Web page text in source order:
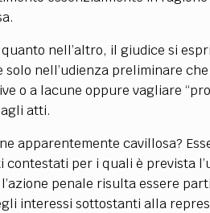
nell’altro, il giudice si
solo nell’udienza preliminare
o a lacune oppure vagliare
atti.
apparentemente cavillosa?
per i quali è prevista
penale risulta essere
interessi sottostanti alla